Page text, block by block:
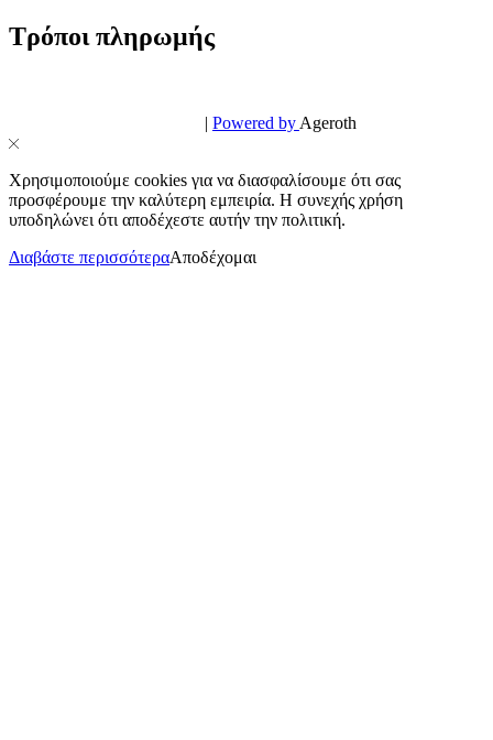
Τρόποι πληρωμής
| Powered by Ageroth
Χρησιμοποιούμε cookies για να διασφαλίσουμε ότι σας
προσφέρουμε την καλύτερη εμπειρία. Η συνεχής χρήση
υποδηλώνει ότι αποδέχεστε αυτήν την πολιτική.
Διαβάστε περισσότεραΑποδέχομαι